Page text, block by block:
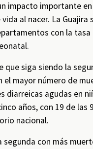
impacto importante
al nacer. La Guajira
con la
que siga siendo la
mayor número de
diarreicas agudas en
años, con 19 de las
nacional.
segunda con más